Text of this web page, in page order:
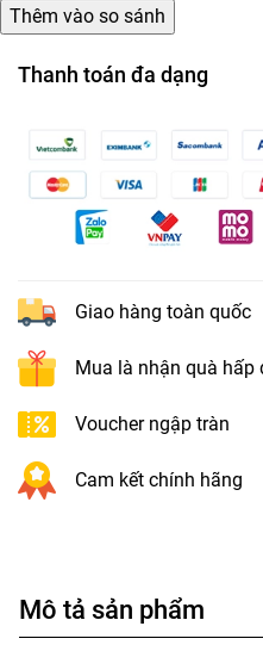
Thanh toán đa dạng
Giao hàng toàn quốc
Mua là nhận quà hấp
Voucher ngập tràn
Cam kết chính hãng
Mô tả sản phẩm